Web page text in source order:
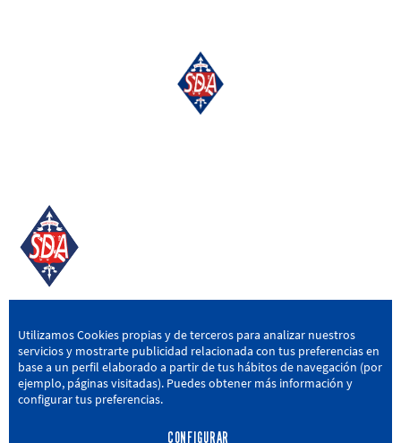
SD AMOREBIETA
San Miguel Kalea, 16, 48340 Amorebieta, Bizkaia
946 604 751 | sda@sdamorebieta.eus
Utilizamos Cookies propias y de terceros para analizar nuestros
servicios y mostrarte publicidad relacionada con tus preferencias en
base a un perfil elaborado a partir de tus hábitos de navegación (por
ejemplo, páginas visitadas). Puedes obtener más información y
configurar tus preferencias.
CONFIGURAR